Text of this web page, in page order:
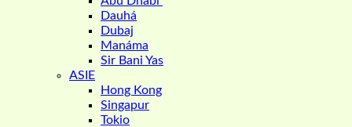
Dauhá
Dubaj
Manáma
Sir Bani Yas
ASIE
Hong Kong
Singapur
Tokio